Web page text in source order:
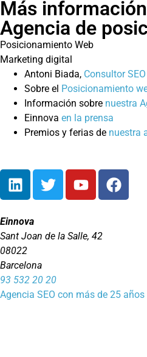
Más
Agencia de
Posicionamiento Web
Marketing digital
Antoni Biada, Consultor SEO
Sobre el Posicionamiento
Información sobre nuestra
Einnova en la prensa
Premios y ferias de nuestra
Einnova
Sant Joan de la Salle, 42
08022
Barcelona
93 532 20 20
Agencia SEO con más de 25